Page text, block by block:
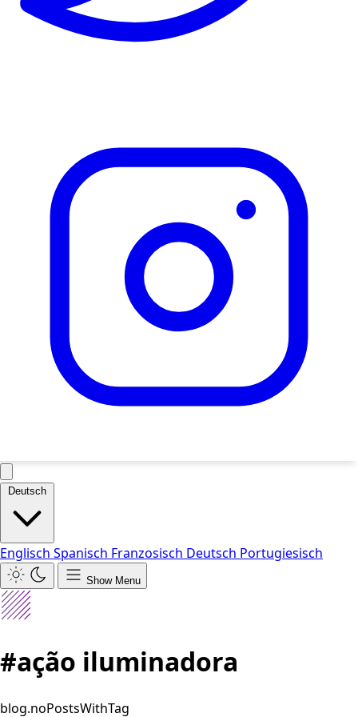
Deutsch
Englisch Spanisch Franzosisch Deutsch Portugiesisch
Show Menu
#ação iluminadora
blog.noPostsWithTag